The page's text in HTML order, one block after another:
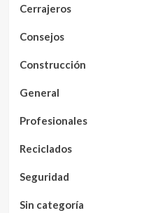
Cerrajeros
Consejos
Construcción
General
Profesionales
Reciclados
Seguridad
Sin categoría